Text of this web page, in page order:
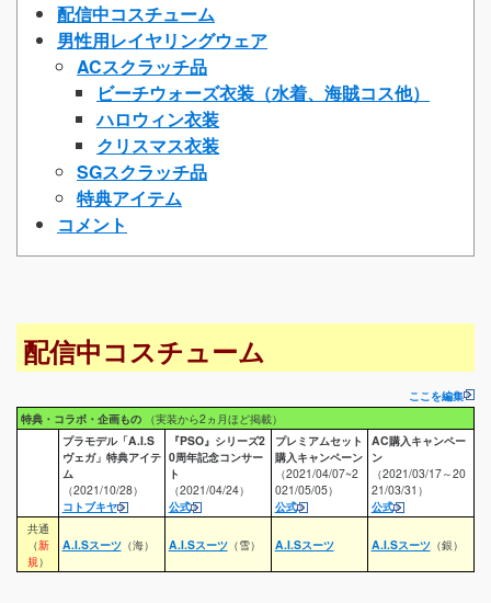
配信中コスチューム
男性用レイヤリングウェア
ACスクラッチ品
ビーチウォーズ衣装（水着、海賊コス他）
ハロウィン衣装
クリスマス衣装
SGスクラッチ品
特典アイテム
コメント
配信中コスチューム
ここを編集
特典・コラボ・企画もの（実装から2ヵ月ほど掲載）
プラモデル「A.I.S
ヴェガ」特典アイテ
ム
（2021/10/28）
コトブキヤ
『PSO』シリーズ2
0周年記念コンサー
ト
（2021/04/24）
公式
プレミアムセット
購入キャンペーン
（2021/04/07~2
021/05/05）
公式
AC購入キャンペー
ン
（2021/03/17～20
21/03/31）
公式
共通
（新
規）
A.I.Sスーツ（海） A.I.Sスーツ（雪） A.I.Sスーツ A.I.Sスーツ（銀）